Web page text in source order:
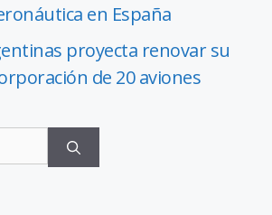
en España
proyecta renovar su
de 20 aviones